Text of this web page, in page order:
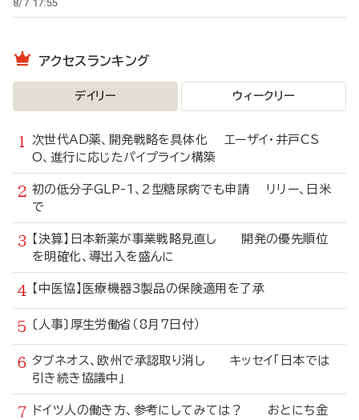
8/7 17:55
アクセスランキング
デイリー ウィークリー
次世代AD薬、開発戦略を具体化 エーザイ・井戸CS
O、進行に応じたパイプライン構築
初の低分子GLP-1、2型糖尿病でも申請 リリー、日米
で
【決算】日本新薬が事業戦略見直し 開発の優先順位
を明確化、導出入を盛んに
【中医協】医療機器3製品の保険適用を了承
〔人事〕厚生労働省（8月7日付）
タブネオス、欧州で承認取り消し キッセイ「日本では
引き続き協議中」
ドイツ人の働き方、参考にしてみては？ おとにち金